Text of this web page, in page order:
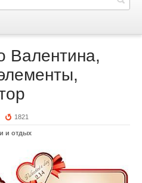
Валентина,
1821
и отдых